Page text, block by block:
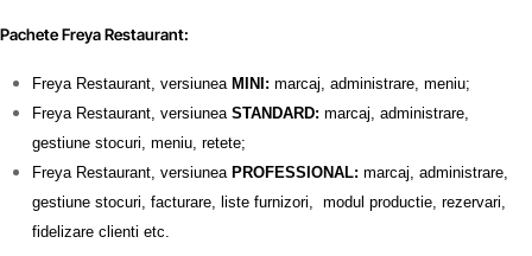
Pachete Freya Restaurant:
Freya Restaurant, versiuneaMINI: marcaj, administrare, meniu;
Freya Restaurant, versiunea STANDARD: marcaj, administrare,
gestiune stocuri, meniu, retete;
Freya Restaurant, versiunea PROFESSIONAL: marcaj, administrare,
gestiune stocuri, facturare, liste furnizori, modul productie, rezervari,
fidelizare clienti etc.